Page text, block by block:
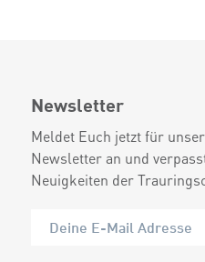
Newsletter
Meldet Euch jetzt für
Newsletter an und
Neuigkeiten der